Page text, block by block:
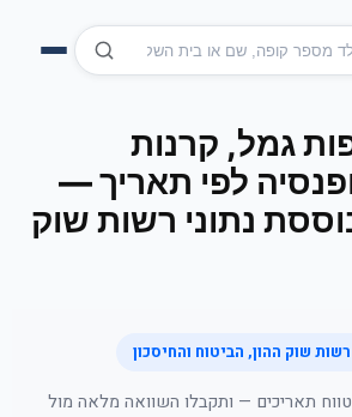
גמל, קרנות
לפי תאריך —
נתוני רשות שוק
רשות שוק ההון, הביטוח והחיסכון
תאריכים — ותקבלו השוואה מלאה מול